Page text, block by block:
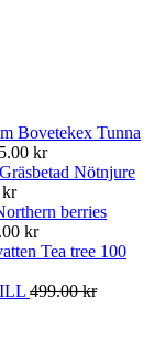
Bovetekex Tunna
kr
Gräsbetad Nötnjure
kr
berries
kr
Tea tree 100
499.00kr